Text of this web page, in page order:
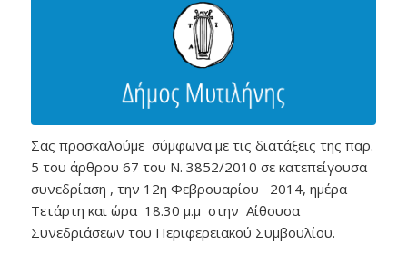
Σας προσκαλούμε σύμφωνα με τις διατάξεις της παρ.
5 του άρθρου 67 του Ν. 3852/2010 σε κατεπείγουσα
συνεδρίαση , την 12η Φεβρουαρίου 2014, ημέρα
Τετάρτη και ώρα 18.30 μ.μ στην Αίθουσα
Συνεδριάσεων του Περιφερειακού Συμβουλίου.